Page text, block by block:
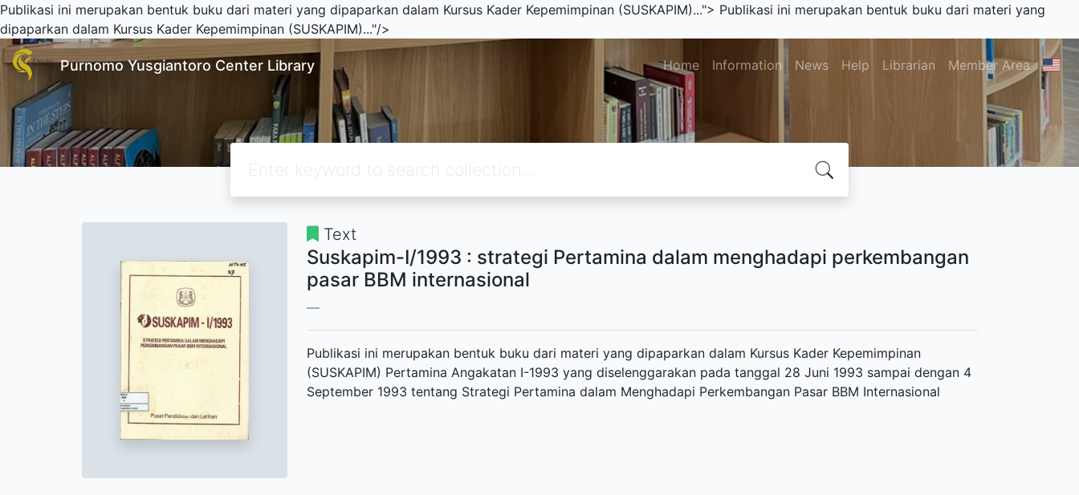
Publikasi ini merupakan bentuk buku dari materi yang dipaparkan dalam Kursus Kader Kepemimpinan (SUSKAPIM)..."> Publikasi ini merupakan bentuk buku dari materi yang
dipaparkan dalam Kursus Kader Kepemimpinan (SUSKAPIM)..."/>
Purnomo Yusgiantoro Center Library Home Information News Help Librarian Member Area
Text
Suskapim-I/1993 : strategi Pertamina dalam menghadapi perkembangan
pasar BBM internasional
Publikasi ini merupakan bentuk buku dari materi yang dipaparkan dalam Kursus Kader Kepemimpinan
(SUSKAPIM) Pertamina Angakatan I-1993 yang diselenggarakan pada tanggal 28 Juni 1993 sampai dengan 4
September 1993 tentang Strategi Pertamina dalam Menghadapi Perkembangan Pasar BBM Internasional